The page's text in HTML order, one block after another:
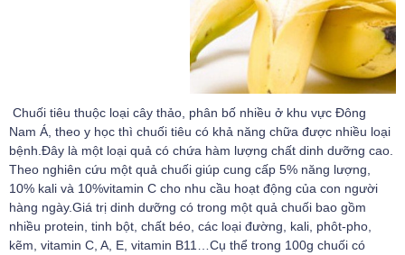
Chuối tiêu thuộc loại cây thảo, phân bố nhiều ở khu vực Đông
Nam Á, theo y học thì chuối tiêu có khả năng chữa được nhiều loại
bệnh.Đây là một loại quả có chứa hàm lượng chất dinh dưỡng cao.
Theo nghiên cứu một quả chuối giúp cung cấp 5% năng lượng,
10% kali và 10%vitamin C cho nhu cầu hoạt động của con người
hàng ngày.Giá trị dinh dưỡng có trong một quả chuối bao gồm
nhiều protein, tinh bột, chất béo, các loại đường, kali, phôt-pho,
kẽm, vitamin C, A, E, vitamin B11…Cụ thể trong 100g chuối có